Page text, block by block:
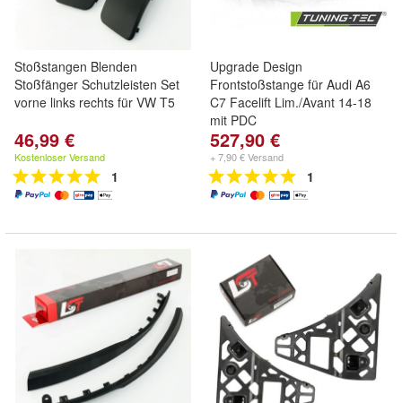
Stoßstangen Blenden
Stoßfänger Schutzleisten Set
vorne links rechts für VW T5
46,99 €
Kostenloser Versand
1
Upgrade Design
Frontstoßstange für Audi A6
C7 Facelift Lim./Avant 14-18
mit PDC
527,90 €
+ 7,90 € Versand
1